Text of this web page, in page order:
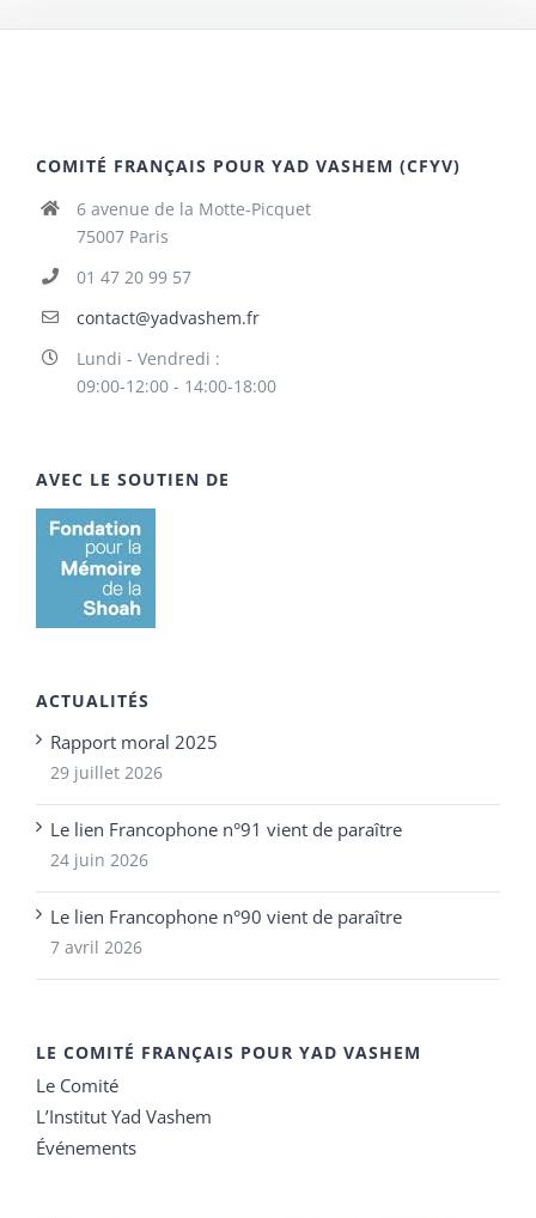
COMITÉ FRANÇAIS POUR YAD VASHEM (CFYV)
6 avenue de la Motte-Picquet
75007 Paris
01 47 20 99 57
contact@yadvashem.fr
Lundi - Vendredi :
09:00-12:00 - 14:00-18:00
AVEC LE SOUTIEN DE
ACTUALITÉS
Rapport moral 2025
29 juillet 2026
Le lien Francophone n°91 vient de paraître
24 juin 2026
Le lien Francophone n°90 vient de paraître
7 avril 2026
LE COMITÉ FRANÇAIS POUR YAD VASHEM
Le Comité
L’Institut Yad Vashem
Événements